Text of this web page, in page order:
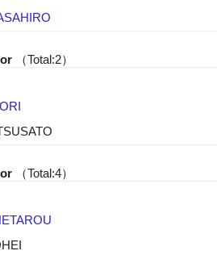
（Total:2）
（Total:4）